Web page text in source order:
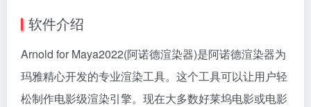
软件介绍
Arnold for Maya2022(阿诺德渲染器)是阿诺德渲染器为
玛雅精心开发的专业渲染工具。这个工具可以让用户轻
松制作电影级渲染引擎。现在大多数好莱坞电影或电影